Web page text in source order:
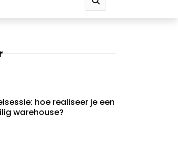
hoe realiseer je een
warehouse?